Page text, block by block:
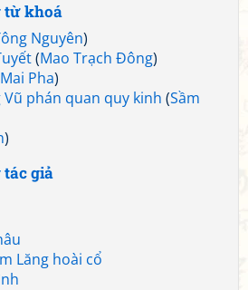
từ khoá
Nguyên)
(Mao Trạch Đông)
Pha)
phán quan quy kinh (Sầm
)
tác giả
Lăng hoài cổ